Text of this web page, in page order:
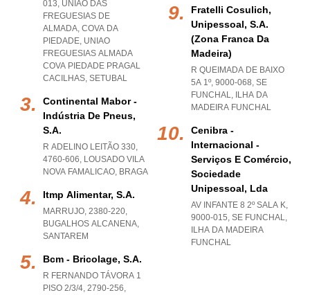
013, UNIÃO DAS
FREGUESIAS DE
ALMADA, COVA DA
PIEDADE, UNIAO
FREGUESIAS ALMADA
COVA PIEDADE PRAGAL
CACILHAS, SETUBAL
Continental Mabor -
Indústria De Pneus,
S.a.
R ADELINO LEITÃO 330,
4760-606, LOUSADO VILA
NOVA FAMALICAO, BRAGA
Itmp Alimentar, S.a.
MARRUJO, 2380-220,
BUGALHOS ALCANENA,
SANTAREM
Bcm - Bricolage, S.a.
R FERNANDO TÁVORA 1
PISO 2/3/4, 2790-256,
Fratelli Cosulich,
Unipessoal, S.a.
(zona Franca Da
Madeira)
R QUEIMADA DE BAIXO
5A 1º, 9000-068, SE
FUNCHAL, ILHA DA
MADEIRA FUNCHAL
Cenibra -
Internacional -
Serviços E Comércio,
Sociedade
Unipessoal, Lda
AV INFANTE 8 2º SALA K,
9000-015, SE FUNCHAL,
ILHA DA MADEIRA
FUNCHAL